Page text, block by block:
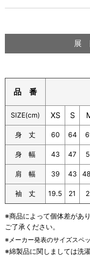
展
品 番
SIZE(cm) XS S
身 丈 60 64
身 幅 43 47
肩 幅 39 43
袖 丈 19.5 21
※商品によって個体差があ
ご了承ください。
※メーカー発表のサイズスペ
※綿製品に関しましては洗